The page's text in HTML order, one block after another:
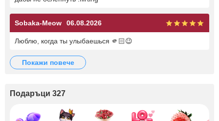
Sobaka-Meow 06.08.2026
Люблю, когда ты улыбаешься 🫵🏻😉
покажи повече
Подаръци 327